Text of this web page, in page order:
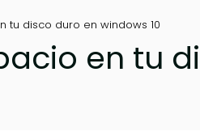
tu disco duro en windows 10
en tu